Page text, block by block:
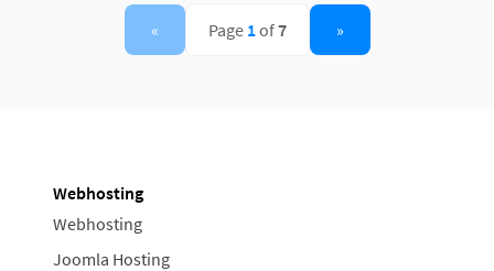
« Page 1of7 »
Webhosting
Webhosting
Joomla Hosting